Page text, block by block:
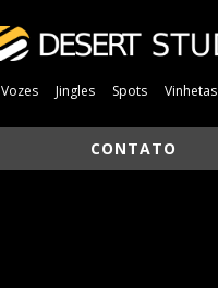
Vozes Jingles Spots Vinhetas
CONTATO